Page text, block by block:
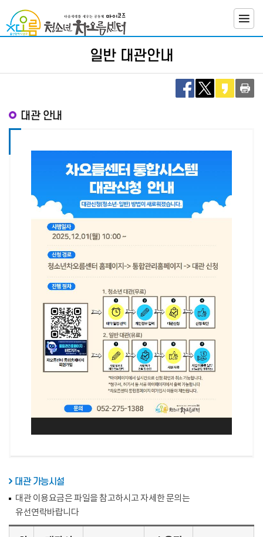
로
가
신청
대관신청
열린마당
통합관리
홈페이지
일반 대관안내
대관 안내
대관 가능시설
대관 이용요금은 파일을 참고하시고 자세한 문의는
유선연락바랍니다